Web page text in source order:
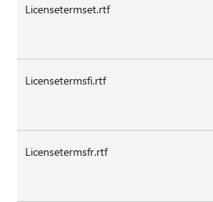
Licensetermset.rtf
Licensetermsfi.rtf
Licensetermsfr.rtf